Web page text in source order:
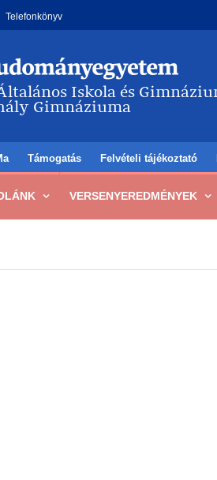
Telefonkönyv
Támogatás Felvételi tájékoztató
VERSENYEREDMÉNYEK